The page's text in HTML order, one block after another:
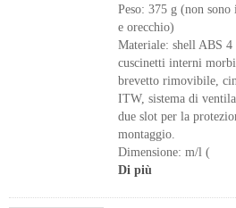
Peso: 375 g (non
e orecchio)
Materiale: shell ABS 4
cuscinetti interni
brevetto rimovibile,
ITW, sistema di
due slot per la
montaggio.
Dimensione: m/l (
Di più